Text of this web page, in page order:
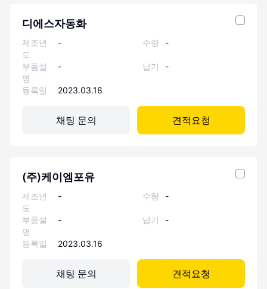
디에스자동화
제조년
도
- 수량 -
부품설
명
- 납기 -
등록일 2023.03.18
채팅 문의 견적요청
(주)케이엠포유
제조년
도
- 수량 -
부품설
명
- 납기 -
등록일 2023.03.16
채팅 문의 견적요청